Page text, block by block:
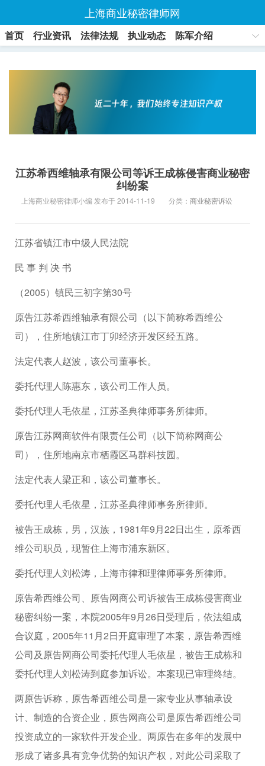
上海商业秘密律师网
首页 行业资讯 法律法规 执业动态
陈军介绍
江苏希西维轴承有限公司等诉王成栋侵害商业秘密
纠纷案
上海商业秘密律师小编 发布于 2014-11-19 分类： 商业秘密诉讼
江苏省镇江市中级人民法院
民 事 判 决 书
（2005）镇民三初字第30号
原告江苏希西维轴承有限公司（以下简称希西维公
司），住所地镇江市丁卯经济开发区经五路。
法定代表人赵波，该公司董事长。
委托代理人陈惠东，该公司工作人员。
委托代理人毛依星，江苏圣典律师事务所律师。
原告江苏网商软件有限责任公司（以下简称网商公
司），住所地南京市栖霞区马群科技园。
法定代表人梁正和，该公司董事长。
委托代理人毛依星，江苏圣典律师事务所律师。
被告王成栋，男，汉族，1981年9月22日出生，原希西
维公司职员，现暂住上海市浦东新区。
委托代理人刘松涛，上海市律和理律师事务所律师。
原告希西维公司、原告网商公司诉被告王成栋侵害商业
秘密纠纷一案，本院2005年9月26日受理后，依法组成
合议庭，2005年11月2日开庭审理了本案，原告希西维
公司及原告网商公司委托代理人毛依星，被告王成栋和
委托代理人刘松涛到庭参加诉讼。本案现已审理终结。
两原告诉称，原告希西维公司是一家专业从事轴承设
计、制造的合资企业，原告网商公司是原告希西维公司
投资成立的一家软件开发企业。两原告在多年的发展中
形成了诸多具有竞争优势的知识产权，对此公司采取了